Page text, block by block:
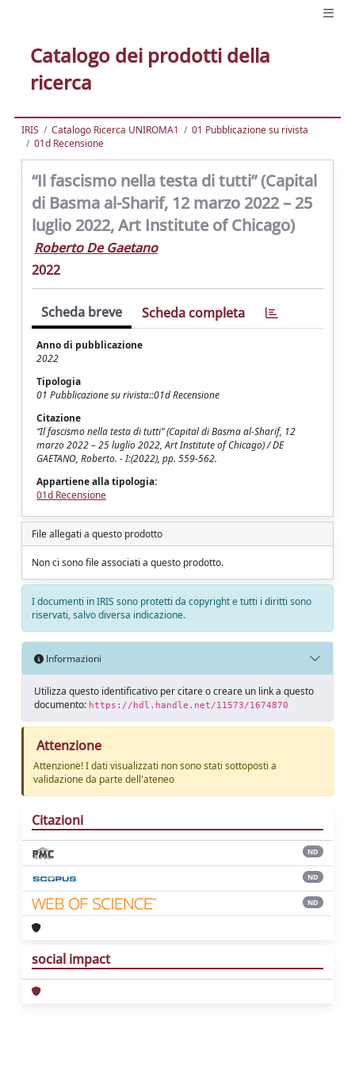
Catalogo dei prodotti della
ricerca
IRIS Catalogo Ricerca UNIROMA1
01 Pubblicazione su rivista
01d Recensione
“Il fascismo nella testa di tutti” (Capital
di Basma al-Sharif, 12 marzo 2022 – 25
luglio 2022, Art Institute of Chicago)
Roberto De Gaetano
2022
Scheda breve Scheda completa
Anno di pubblicazione
2022
Tipologia
01 Pubblicazione su rivista::01d Recensione
Citazione
“Il fascismo nella testa di tutti” (Capital di Basma al-Sharif, 12
marzo 2022 – 25 luglio 2022, Art Institute of Chicago) / DE
GAETANO, Roberto. - I:(2022), pp. 559-562.
Appartiene alla tipologia:
01d Recensione
File allegati a questo prodotto
Non ci sono file associati a questo prodotto.
I documenti in IRIS sono protetti da copyright e tutti i diritti sono
riservati, salvo diversa indicazione.
Informazioni
Utilizza questo identificativo per citare o creare un link a questo
documento: https://hdl.handle.net/11573/1674870
Attenzione
Attenzione! I dati visualizzati non sono stati sottoposti a
validazione da parte dell'ateneo
Citazioni
ND
ND
ND
social impact